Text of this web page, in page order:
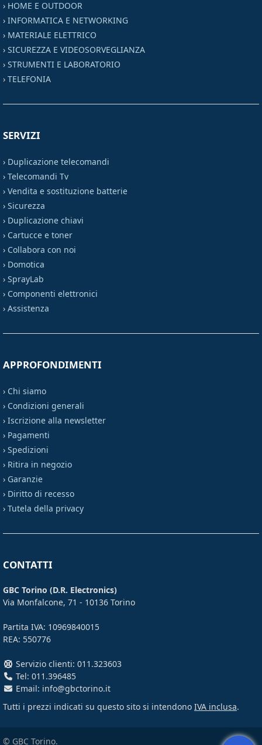
› HOME E OUTDOOR
› INFORMATICA E NETWORKING
› MATERIALE ELETTRICO
› SICUREZZA E VIDEOSORVEGLIANZA
› STRUMENTI E LABORATORIO
› TELEFONIA
SERVIZI
› Duplicazione telecomandi
› Telecomandi Tv
› Vendita e sostituzione batterie
› Sicurezza
› Duplicazione chiavi
› Cartucce e toner
› Collabora con noi
› Domotica
› SprayLab
› Componenti elettronici
› Assistenza
APPROFONDIMENTI
› Chi siamo
› Condizioni generali
› Iscrizione alla newsletter
› Pagamenti
› Spedizioni
› Ritira in negozio
› Garanzie
› Diritto di recesso
› Tutela della privacy
CONTATTI
GBC Torino (D.R. Electronics)
Via Monfalcone, 71 - 10136 Torino
Partita IVA: 10969840015
REA: 550776
Servizio clienti: 011.323603
Tel: 011.396485
Email: info@gbctorino.it
Tutti i prezzi indicati su questo sito si intendono IVA inclusa.
© GBC Torino.